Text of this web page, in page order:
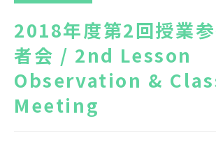
News Topics
FAQ 図書蔵書
保護者専用ページ
2018年度第2回授業
者会 / 2nd Lesson
Observation &
Meeting